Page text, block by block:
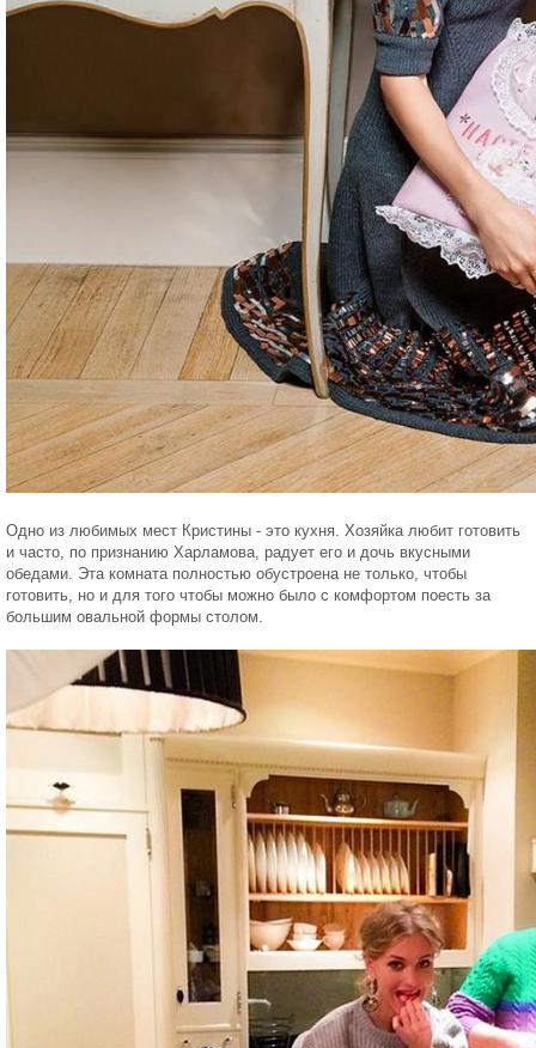
Одно из любимых мест Кристины - это кухня. Хозяйка любит готовить
и часто, по признанию Харламова, радует его и дочь вкусными
обедами. Эта комната полностью обустроена не только, чтобы
готовить, но и для того чтобы можно было с комфортом поесть за
большим овальной формы столом.